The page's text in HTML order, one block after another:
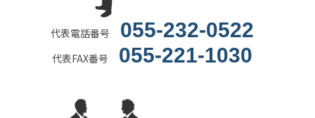
代表電話番号 055-232-0522
代表FAX番号 055-221-1030